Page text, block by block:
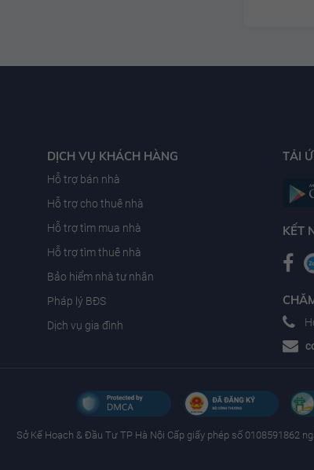
DỊCH VỤ KHÁCH HÀNG
Hỗ trợ bán nhà
Hỗ trợ cho thuê nhà
Hỗ trợ tìm mua nhà
Hỗ trợ tìm thuê nhà
Bảo hiểm nhà tư nhân
Pháp lý BĐS
Dịch vụ gia đình
TẢI
KẾT
Sở Kế Hoạch & Ðầu Tư TP Hà Nội Cấp giấy phép số 0108591862